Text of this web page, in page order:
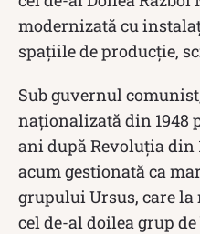
modernizată cu
spațiile de producție,
Sub guvernul
naționalizată din 1948
ani după Revoluția din
acum gestionată ca
grupului Ursus, care
cel de-al doilea grup